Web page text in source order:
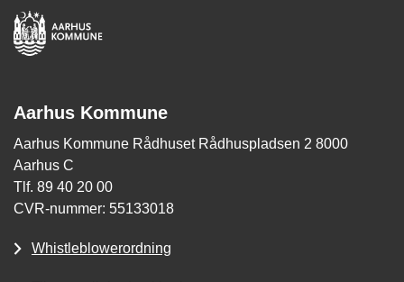
Aarhus Kommune
Aarhus Kommune Rådhuset Rådhuspladsen 2 8000
Aarhus C
Tlf. 89 40 20 00
CVR-nummer: 55133018
Whistleblowerordning